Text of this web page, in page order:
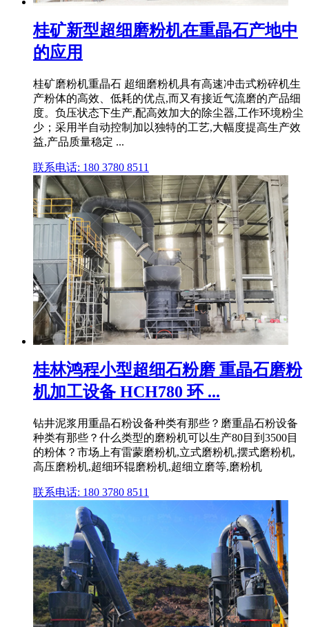
桂矿新型超细磨粉机在重晶石产地中
的应用
桂矿磨粉机重晶石 超细磨粉机具有高速冲击式粉碎机生
产粉体的高效、低耗的优点,而又有接近气流磨的产品细
度。负压状态下生产,配高效加大的除尘器,工作环境粉尘
少；采用半自动控制加以独特的工艺,大幅度提高生产效
益,产品质量稳定 ...
联系电话: 180 3780 8511
桂林鸿程小型超细石粉磨 重晶石磨粉
机加工设备 HCH780 环 ...
钻井泥浆用重晶石粉设备种类有那些？磨重晶石粉设备
种类有那些？什么类型的磨粉机可以生产80目到3500目
的粉体？市场上有雷蒙磨粉机,立式磨粉机,摆式磨粉机,
高压磨粉机,超细环辊磨粉机,超细立磨等,磨粉机
联系电话: 180 3780 8511